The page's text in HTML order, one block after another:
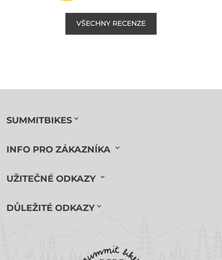
VŠECHNY RECENZE
SUMMITBIKES
INFO PRO ZÁKAZNÍKA
UŽITEČNÉ ODKAZY
DŮLEŽITÉ ODKAZY